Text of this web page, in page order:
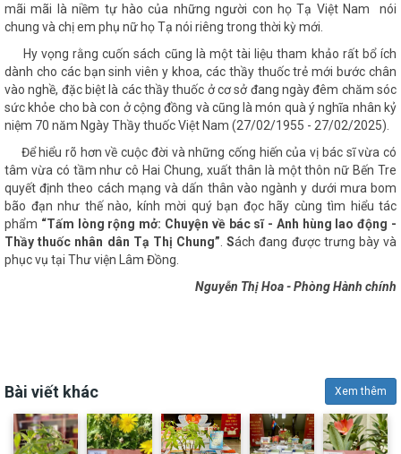
mãi mãi là niềm tự hào của những người con họ Tạ Việt Nam nói
chung và chị em phụ nữ họ Tạ nói riêng trong thời kỳ mới.
Hy vọng rằng cuốn sách cũng là một tài liệu tham khảo rất bổ ích
dành cho các bạn sinh viên y khoa, các thầy thuốc trẻ mới bước chân
vào nghề, đặc biệt là các thầy thuốc ở cơ sở đang ngày đêm chăm sóc
sức khỏe cho bà con ở cộng đồng và cũng là món quà ý nghĩa nhân kỷ
niệm 70 năm Ngày Thầy thuốc Việt Nam (27/02/1955 - 27/02/2025).
Để hiểu rõ hơn về cuộc đời và những cống hiến của vị bác sĩ vừa có
tâm vừa có tầm như cô Hai Chung, xuất thân là một thôn nữ Bến Tre
quyết định theo cách mạng và dấn thân vào ngành y dưới mưa bom
bão đạn như thế nào, kính mời quý bạn đọc hãy cùng tìm hiểu tác
phẩm “Tấm lòng rộng mở: Chuyện về bác sĩ - Anh hùng lao động -
Thầy thuốc nhân dân Tạ Thị Chung”.Sách đang được trưng bày và
phục vụ tại Thư viện Lâm Đồng.
Nguyễn Thị Hoa - Phòng Hành chính
Bài viết khác Xem thêm